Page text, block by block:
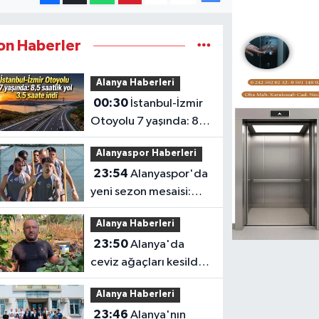
Haberler
Alanya Haberleri
00:30
Otoyolu 7 yaşında: 8,5
saatlik yol 3,5 saate
indi
Alanyaspor Haberleri
23:54 Alanyaspor'da
yeni sezon mesaisi:
Transferde son durum
Alanya Haberleri
23:50Alanya'da
ceviz ağaçları kesildi,
vatandaş isyan etti
Alanya Haberleri
23:46 Alanya'nın